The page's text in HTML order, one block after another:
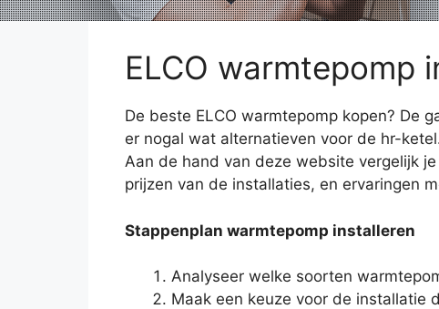
ELCO warmtepomp
De beste ELCO warmtepomp kopen? De
er nogal wat alternatieven voor de hr-
Aan de hand van deze website vergelijk
prijzen van de installaties, en ervaringen
Stappenplan warmtepomp installeren
Analyseer welke soorten
Maak een keuze voor de installatie